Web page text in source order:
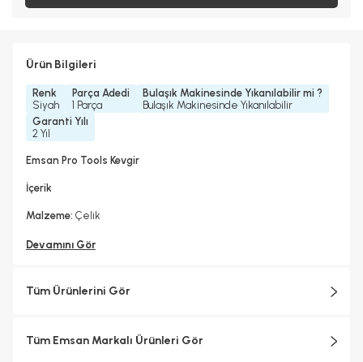
Ürün Bilgileri
Renk
Siyah
Parça Adedi
1 Parça
Bulaşık Makinesinde Yıkanılabilir mi ?
Bulaşık Makinesinde Yıkanılabilir
Garanti Yılı
2 Yıl
Emsan Pro Tools Kevgir
İçerik
Malzeme: Çelik
Devamını Gör
Tüm Ürünlerini Gör
Tüm Emsan Markalı Ürünleri Gör